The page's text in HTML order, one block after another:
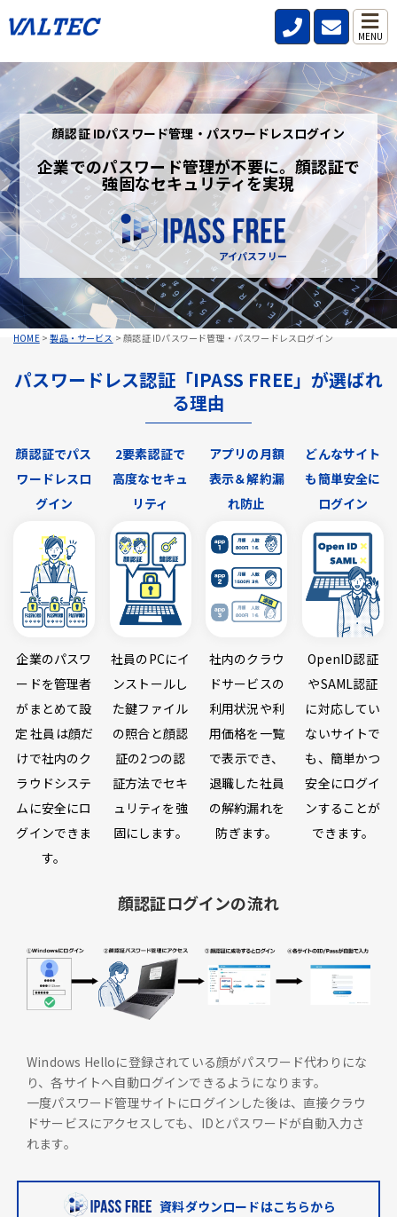
MENU
HOME>製品・サービス >顔認証 IDパスワード管理・パスワードレスログイン
顔認証 IDパスワード管理・パスワードレスログイン
企業でのパスワード管理が不要に。顔認証で
強固なセキュリティを実現
アイパスフリー
パスワードレス認証「IPASS FREE」が選ばれ
る理由
顔認証でパス
ワードレスロ
グイン
企業のパスワ
ードを管理者
がまとめて設
定 社員は顔だ
けで社内のク
ラウドシステ
ムに安全にロ
グインできま
す。
2要素認証で
高度なセキュ
リティ
社員のPCにイ
ンストールし
た鍵ファイル
の照合と顔認
証の2つの認
証方法でセキ
ュリティを強
固にします。
アプリの月額
表示＆解約漏
れ防止
社内のクラウ
ドサービスの
利用状況や利
用価格を一覧
で表示でき、
退職した社員
の解約漏れを
防ぎます。
どんなサイト
も簡単安全に
ログイン
OpenID認証
やSAML認証
に対応してい
ないサイトで
も、簡単かつ
安全にログイ
ンすることが
できます。
顔認証ログインの流れ
Windows Helloに登録されている顔がパスワード代わりにな
り、各サイトへ自動ログインできるようになります。
一度パスワード管理サイトにログインした後は、直接クラウ
ドサービスにアクセスしても、IDとパスワードが自動入力さ
れます。
資料ダウンロードはこちらから